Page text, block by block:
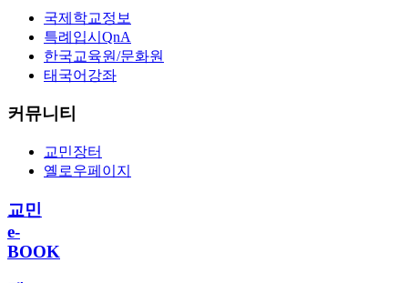
국제학교정보
특례입시QnA
한국교육원/문화원
태국어강좌
커뮤니티
교민장터
옐로우페이지
교민
e-
BOOK